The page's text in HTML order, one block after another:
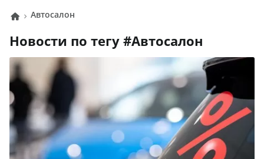
автосалон
Новости по тегу # автосалон